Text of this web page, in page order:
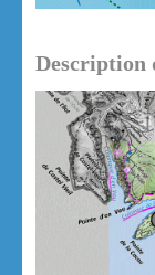
Description